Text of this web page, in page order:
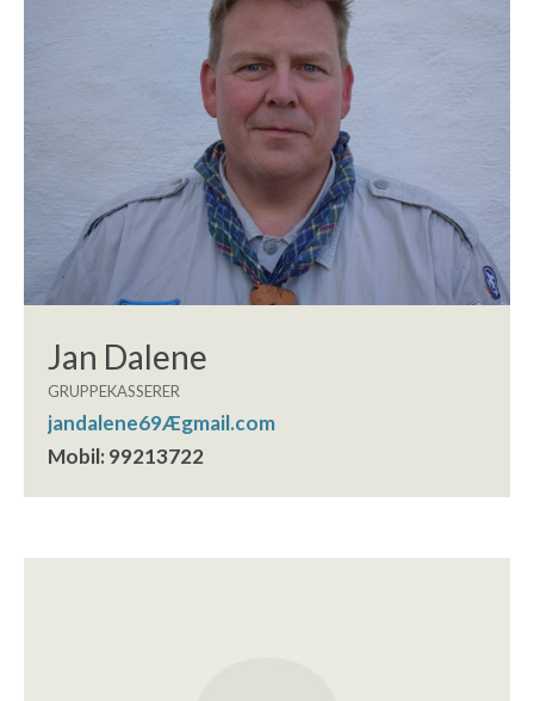
Jan Dalene
GRUPPEKASSERER
jandalene69Ægmail.com
Mobil: 99213722